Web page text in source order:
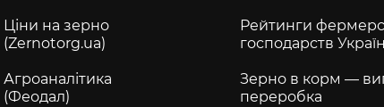
Ціни на зерно
(Zernotorg.ua)
Агроаналітика
(Феодал)
Рейтинги
господарств
Зерно в корм —
переробка